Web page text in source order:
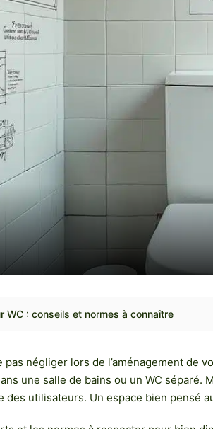
WC : conseils et normes à connaître
pas négliger lors de l’aménagement de
une salle de bains ou un WC séparé.
utilisateurs. Un espace bien pensé